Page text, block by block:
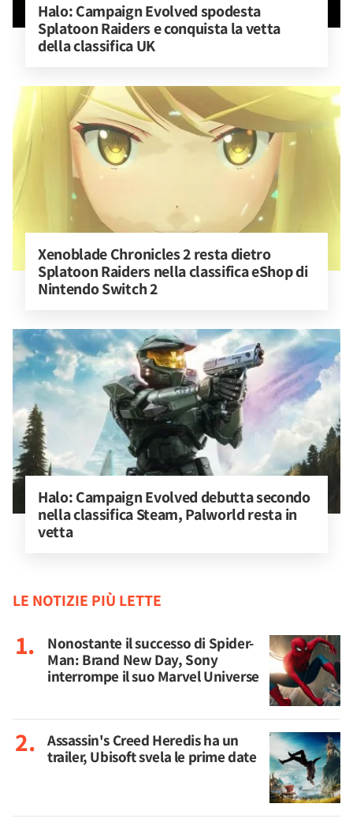
Halo: Campaign Evolved spodesta
Splatoon Raiders e conquista la vetta
della classifica UK
Xenoblade Chronicles 2 resta dietro
Splatoon Raiders nella classifica eShop di
Nintendo Switch 2
Halo: Campaign Evolved debutta secondo
nella classifica Steam, Palworld resta in
vetta
LE NOTIZIE PIÙ LETTE
Nonostante il successo di Spider-
Man: Brand New Day, Sony
interrompe il suo Marvel Universe
Assassin's Creed Heredis ha un
trailer, Ubisoft svela le prime date